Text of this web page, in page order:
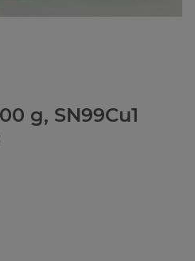
g, SN99Cu1